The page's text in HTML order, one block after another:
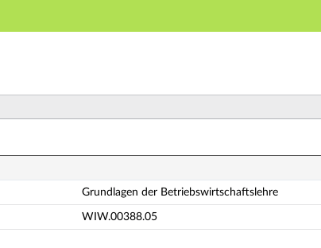
Main navigation
Grundlagen der Betriebswirtschaftslehre
WIW.00388.05